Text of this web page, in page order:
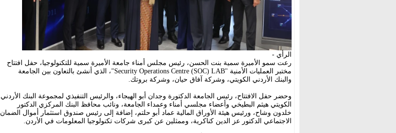
الرأي -
رعت سمو الأميرة سمية بنت الحسن، رئيس مجلس أمناء جامعة الأميرة سمية للتكنولوجيا، حفل افتتاح
مختبر العمليات الأمنية "Security Operations Centre (SOC) LAB"، الذي أنشئ بالتعاون بين الجامعة
والبنك الأردني الكويتي، وشركة آفاق حيان، وشركة بروتك.
وحضر حفل الافتتاح، رئيس الجامعة الدكتورة وجدان أبو الهيجاء، والرئيس التنفيذي لمجموعة البنك الأردني
الكويتي هيثم البطيخي وأعضاء مجلسي أمناء وعمداء الجامعة، ونائب محافظ البنك المركزي الدكتور
خلدون وشاح، ورئيس هيئة الأوراق المالية عماد أبو حلتم، إضافة إلى رئيس صندوق استثمار أموال الضمان
الاجتماعي الدكتور عز الدين كناكرية، وممثلين عن كبرى شركات تكنولوجيا المعلومات في الأردن.